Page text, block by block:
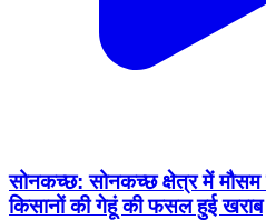
सोनकच्छ: सोनकच्छ क्षेत्र में मौसम
किसानों की गेहूं की फसल हुई खराब